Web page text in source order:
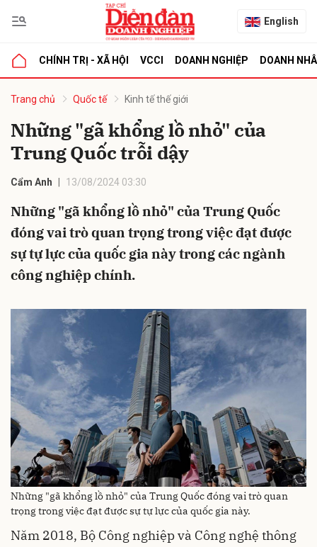
English
CHÍNH TRỊ - XÃ HỘI VCCI DOANH NGHIỆP DOANH
Trang chủ Quốc tế Kinh tế thế giới
Những "gã khổng lồ nhỏ" của
Trung Quốc trỗi dậy
Cẩm Anh 13/08/2024 03:30
Những "gã khổng lồ nhỏ" của Trung Quốc
đóng vai trò quan trọng trong việc đạt được
sự tự lực của quốc gia này trong các ngành
công nghiệp chính.
Những "gã khổng lồ nhỏ" của Trung Quốc đóng vai trò quan
trọng trong việc đạt được sự tự lực của quốc gia này.
Năm 2018, Bộ Công nghiệp và Công nghệ thông
luận
Hủy